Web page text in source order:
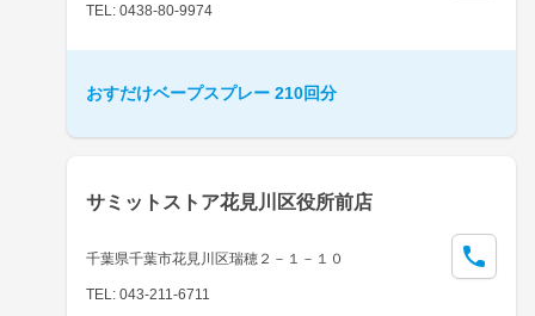
TEL: 0438-80-9974
おすだけベープスプレー 210回分
サミットストア花見川区役所前店
千葉県千葉市花見川区瑞穂２－１－１０
TEL: 043-211-6711